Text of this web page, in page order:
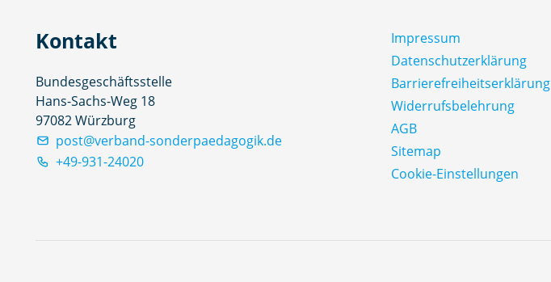
Kontakt
Bundesgeschäftsstelle
Hans-Sachs-Weg 18
97082 Würzburg
post@verband-sonderpaedagogik.de
+49-931-24020
Impressum
Datenschutz­erklärung
Barrierefreiheitserklärung
Widerrufsbelehrung
AGB
Sitemap
Cookie-Einstellungen